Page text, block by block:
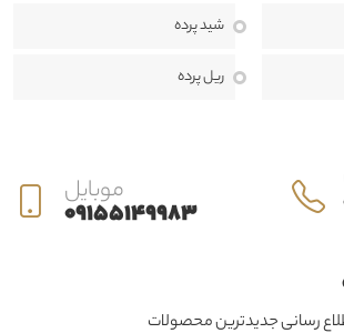
شید پرده
ریل پرده
خرید ساده نیست، بلکه بخشی مهم از طراحی داخلی و
دوخت، نصب و خدمات پس از فروش، در کنار مشتریان
رسانی جدیدترین محصولات
موبایل
09155149983